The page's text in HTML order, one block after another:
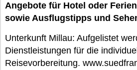
Angebote für Hotel oder
sowie Ausflugstipps und
Unterkunft Millau: Aufgelistet
Dienstleistungen für die
Reisevorbereitung.